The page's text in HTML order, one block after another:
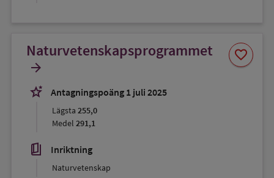
Naturvetenskapsprogrammet
arrow_forward
stars_2
Antagningspoäng 1 juli 2025
Lägsta 255,0
Medel 291,1
book_5 Inriktning
Naturvetenskap
favorite
Spara
som